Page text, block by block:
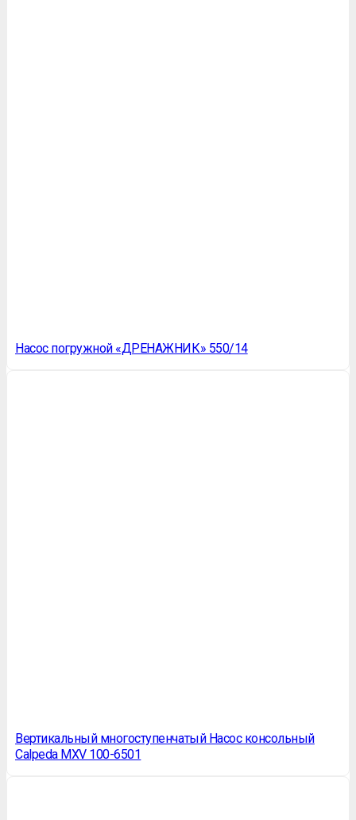
Насос погружной «ДРЕНАЖНИК» 550/14
Вертикальный многоступенчатый Насос консольный
Calpeda MXV 100-6501